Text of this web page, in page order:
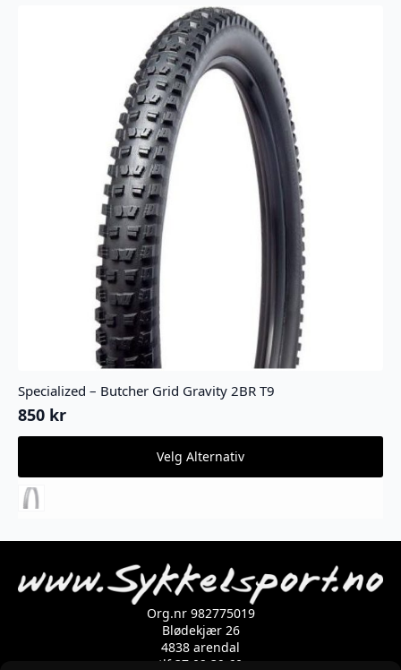
Specialized – Butcher Grid Gravity 2BR T9
850 kr
Velg Alternativ
Dette
har
flere
varianter.
kan
på
produktsiden
Org.nr 982775019
Blødekjær 26
4838 arendal
tlf 37 02 39 60